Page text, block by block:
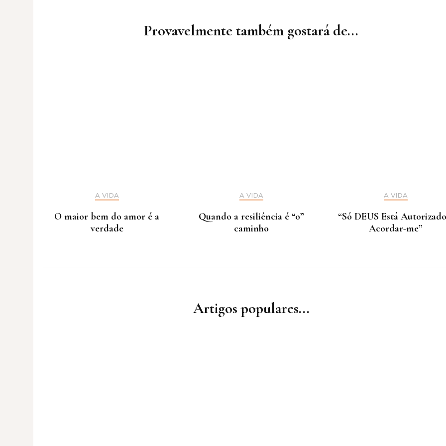
Provavelmente também gostará de...
A VIDA
O maior bem do amor é a
verdade
A VIDA
Quando a resiliência é “o”
caminho
A VIDA
“Só DEUS Está
Acordar-me”
Artigos populares...